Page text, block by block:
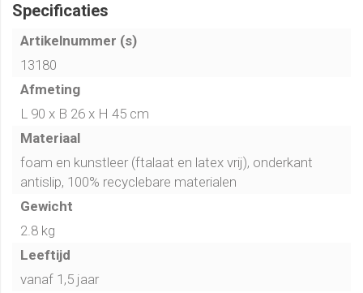
Specificaties
Artikelnummer (s)
13180
Afmeting
L 90 x B 26 x H 45 cm
Materiaal
foam en kunstleer (ftalaat en latex vrij), onderkant
antislip, 100% recyclebare materialen
Gewicht
2.8 kg
Leeftijd
vanaf 1,5 jaar